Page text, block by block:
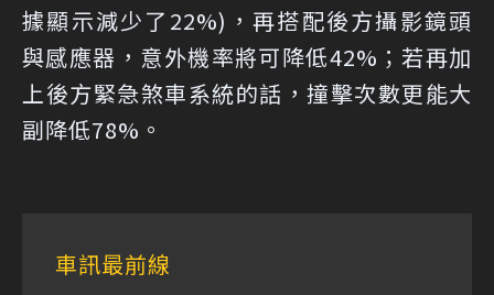
據顯示減少了22%)，再搭配後方攝影鏡頭
與感應器，意外機率將可降低42%；若再加
上後方緊急煞車系統的話，撞擊次數更能大
副降低78%。
車訊最前線